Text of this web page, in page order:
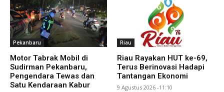
Pekanbaru
Motor Tabrak Mobil di
Sudirman Pekanbaru,
Pengendara Tewas dan
Satu Kendaraan Kabur
Riau
Riau Rayakan HUT ke-69,
Terus Berinovasi Hadapi
Tantangan Ekonomi
9 Agustus 2026 -11:10